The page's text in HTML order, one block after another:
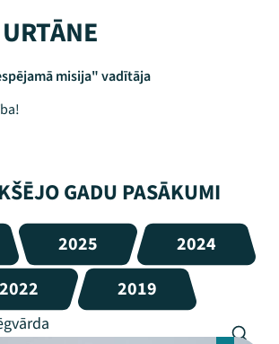
misija" vadītāja
GADU PASĀKUMI
2025
2024
2022
2019